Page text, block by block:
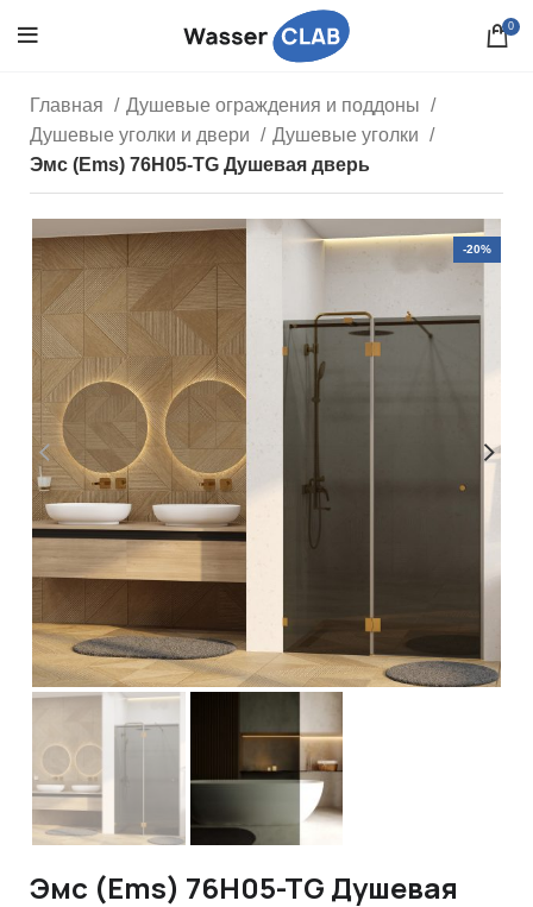
0
Главная
Душевые ограждения и поддоны
Душевые уголки и двери
Душевые уголки
Эмс (Ems) 76H05-TG Душевая дверь
-20%
Эмс (Ems) 76H05-TG Душевая